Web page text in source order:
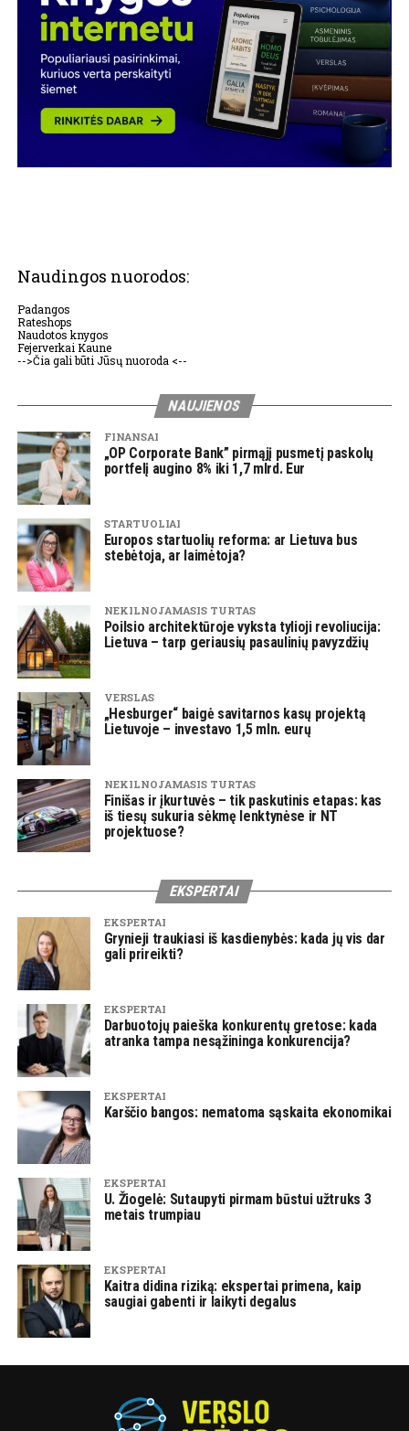
Naudingos nuorodos:
Padangos
Rateshops
Naudotos knygos
Fejerverkai Kaune
-->Čia gali būti Jūsų nuoroda <--
NAUJIENOS
FINANSAI
„OP Corporate Bank” pirmąjį pusmetį paskolų
portfelį augino 8% iki 1,7 mlrd. Eur
STARTUOLIAI
Europos startuolių reforma: ar Lietuva bus
stebėtoja, ar laimėtoja?
NEKILNOJAMASIS TURTAS
Poilsio architektūroje vyksta tylioji revoliucija:
Lietuva – tarp geriausių pasaulinių pavyzdžių
VERSLAS
„Hesburger“ baigė savitarnos kasų projektą
Lietuvoje – investavo 1,5 mln. eurų
NEKILNOJAMASIS TURTAS
Finišas ir įkurtuvės – tik paskutinis etapas: kas
iš tiesų sukuria sėkmę lenktynėse ir NT
projektuose?
EKSPERTAI
EKSPERTAI
Grynieji traukiasi iš kasdienybės: kada jų vis dar
gali prireikti?
EKSPERTAI
Darbuotojų paieška konkurentų gretose: kada
atranka tampa nesąžininga konkurencija?
EKSPERTAI
Karščio bangos: nematoma sąskaita ekonomikai
EKSPERTAI
U. Žiogelė: Sutaupyti pirmam būstui užtruks 3
metais trumpiau
EKSPERTAI
Kaitra didina riziką: ekspertai primena, kaip
saugiai gabenti ir laikyti degalus